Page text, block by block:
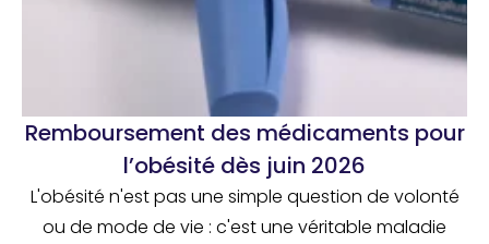
Remboursement des médicaments pour
l’obésité dès juin 2026
L'obésité n'est pas une simple question de volonté
ou de mode de vie : c'est une véritable maladie